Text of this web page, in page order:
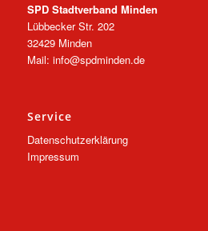
SPD Stadtverband Minden
Lübbecker Str. 202
32429 Minden
Mail: info@spdminden.de
Service
Datenschutzerklärung
Impressum